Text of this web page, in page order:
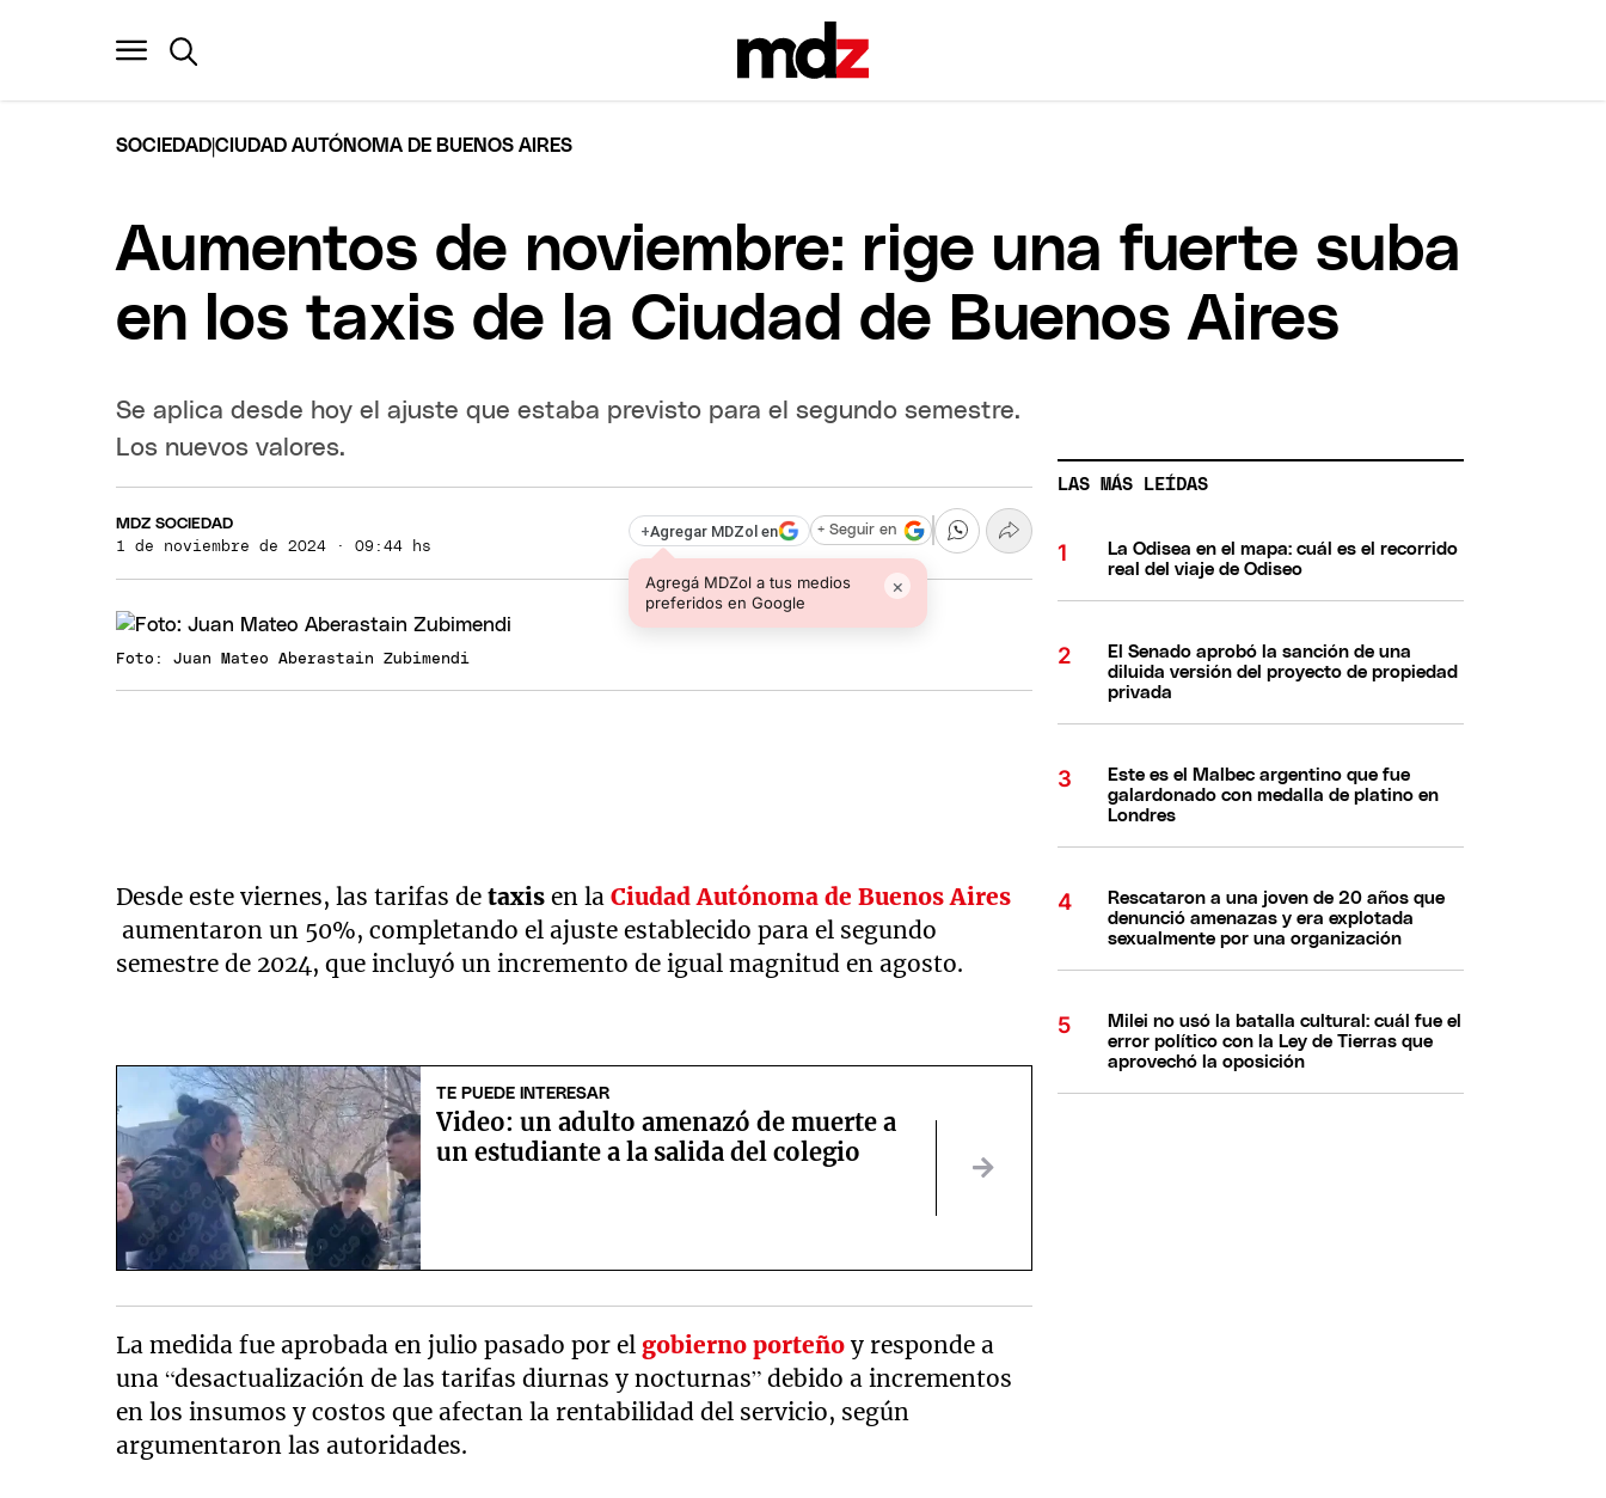
SOCIEDAD|CIUDAD AUTÓNOMA DE BUENOS AIRES
Aumentos de noviembre: rige una fuerte suba
en los taxis de la Ciudad de Buenos Aires
Se aplica desde hoy el ajuste que estaba previsto para el segundo semestre.
Los nuevos valores.
MDZ SOCIEDAD
1 de noviembre de 2024 · 09:44 hs
+Agregar MDZol en
Agregá MDZol a tus medios
preferidos en Google
×
+ Seguir en
Foto: Juan Mateo Aberastain Zubimendi
Desde este viernes, las tarifas detaxisen laCiudad Autónoma de Buenos Aires
aumentaron un 50%, completando el ajuste establecido para el segundo
semestre de 2024, que incluyó un incremento de igual magnitud en agosto.
TE PUEDE INTERESAR
Video: un adulto amenazó de muerte a
un estudiante a la salida del colegio
La medida fue aprobada en julio pasado por el gobierno porteño y responde a
una “desactualización de las tarifas diurnas y nocturnas” debido a incrementos
en los insumos y costos que afectan la rentabilidad del servicio, según
argumentaron las autoridades.
LAS MÁS LEÍDAS
La Odisea en el mapa: cuál es el recorrido
real del viaje de Odiseo
El Senado aprobó la sanción de una
diluida versión del proyecto de propiedad
privada
Este es el Malbec argentino que fue
galardonado con medalla de platino en
Londres
Rescataron a una joven de 20 años que
denunció amenazas y era explotada
sexualmente por una organización
Milei no usó la batalla cultural: cuál fue el
error político con la Ley de Tierras que
aprovechó la oposición